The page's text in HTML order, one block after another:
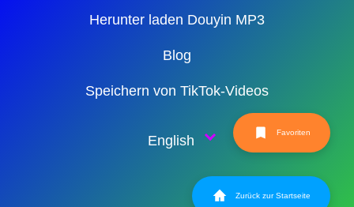
Herunter laden Douyin MP3
Blog
Speichern von TikTok-Videos
English
Favoriten
Zurück zur Startseite